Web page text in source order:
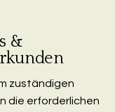
&
zuständigen
die erforderlichen